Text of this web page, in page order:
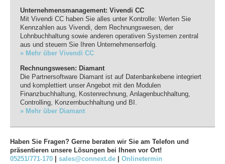
Unternehmensmanagement: Vivendi CC
Mit Vivendi CC haben Sie alles unter Kontrolle: Werten Sie
Kennzahlen aus Vivendi, dem Rechnungswesen, der
Lohnbuchhaltung sowie anderen operativen Systemen zentral
aus und steuern Sie Ihren Unternehmenserfolg.
» Mehr über Vivendi CC
Rechnungswesen: Diamant
Die Partnersoftware Diamant ist auf Datenbankebene integriert
und komplettiert unser Angebot mit den Modulen
Finanzbuchhaltung, Kostenrechnung, Anlagenbuchhaltung,
Controlling, Konzernbuchhaltung und BI.
» Mehr über Diamant
Haben Sie Fragen? Gerne beraten wir Sie am Telefon und
präsentieren unsere Lösungen bei Ihnen vor Ort!
05251/771-170 | sales@connext.de | Onlinetermin